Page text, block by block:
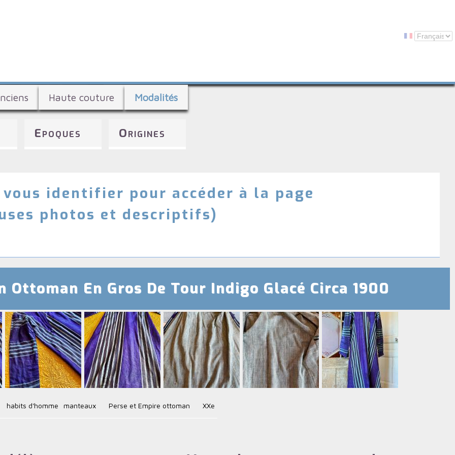
Haute couture Modalités
Epoques Origines
vous identifier pour accéder à la page
photos et descriptifs)
Ottoman En Gros De Tour Indigo Glacé Circa 1900
habits d'homme manteaux Perse et Empire ottoman XXe